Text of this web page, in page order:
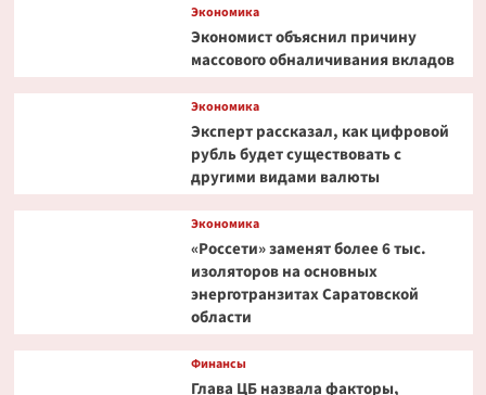
Экономика
Экономист объяснил причину
массового обналичивания вкладов
Экономика
Эксперт рассказал, как цифровой
рубль будет существовать с
другими видами валюты
Экономика
«Россети» заменят более 6 тыс.
изоляторов на основных
энерготранзитах Саратовской
области
Финансы
Глава ЦБ назвала факторы,